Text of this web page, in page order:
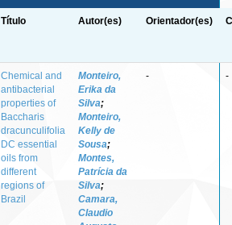
Título Autor(es) Orientador(es)
Chemical and
antibacterial
properties of
Baccharis
dracunculifolia
DC essential
oils from
different
regions of
Brazil
Monteiro,
Erika da
Silva;
Monteiro,
Kelly de
Sousa;
Montes,
Patrícia da
Silva;
Camara,
Claudio
- -